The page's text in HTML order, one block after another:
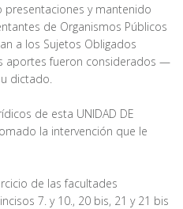
presentaciones y mantenido
de Organismos Públicos
a los Sujetos Obligados
aportes fueron considerados —
dictado.
de esta UNIDAD DE
la intervención que le
de las facultades
7. y 10., 20 bis, 21 y 21 bis